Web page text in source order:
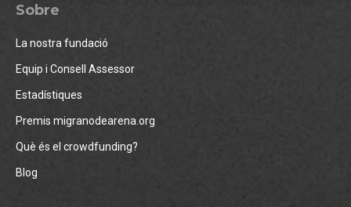
Sobre
La nostra fundació
Equip i Consell Assessor
Estadístiques
Premis migranodearena.org
Què és el crowdfunding?
Blog